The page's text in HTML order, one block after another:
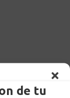
de tu